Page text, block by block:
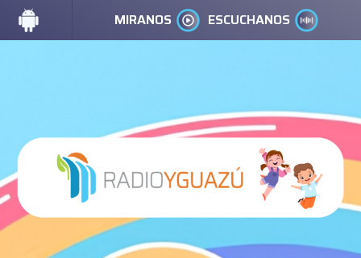
MIRANOS ESCUCHANOS